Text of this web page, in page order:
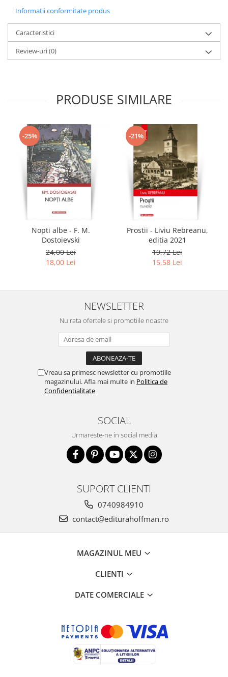
Informatii conformitate produs
Caracteristici
Review-uri(0)
PRODUSE SIMILARE
-25%
Nopti albe - F. M.
Dostoievski
24,00 Lei
18,00 Lei
-21%
Prostii - Liviu Rebreanu,
editia 2021
19,72 Lei
15,58 Lei
NEWSLETTER
Nu rata ofertele si promotiile noastre
Vreau sa primesc newsletter cu promotiile
magazinului. Afla mai multe in Politica de
Confidentialitate
SOCIAL
Urmareste-ne in social media
SUPORT CLIENTI
0740984910
contact@editurahoffman.ro
MAGAZINUL MEU
CLIENTI
DATE COMERCIALE